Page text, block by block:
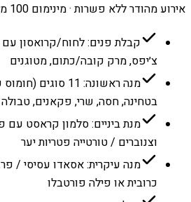
אירוע מהודר ללא פשרות · מינימום 100 מנות
קבלת פנים: לחוח/קרואסון
צ׳יפס, מרק קובה/כתום, מטוגנים
מנה ראשונה: 11
בטחינה, חסה, שרי, פקאנים, טבולה
מנת ביניים: סלמון קראסט
וצנוברים / טורטייה פטריות יער
מנה עיקרית: אסאדו עסיסי /
כרובית או פילה פורטבלו